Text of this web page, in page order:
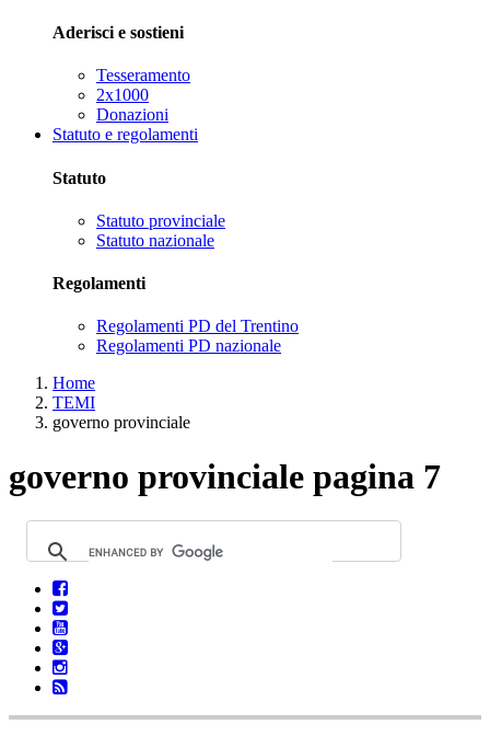
Aderisci e sostieni
Tesseramento
2x1000
Donazioni
Statuto e regolamenti
Statuto
Statuto provinciale
Statuto nazionale
Regolamenti
Regolamenti PD del Trentino
Regolamenti PD nazionale
Home
TEMI
governo provinciale
governo provinciale pagina 7